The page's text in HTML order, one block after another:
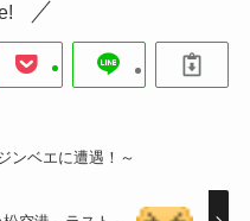
ンベエに遭遇！～